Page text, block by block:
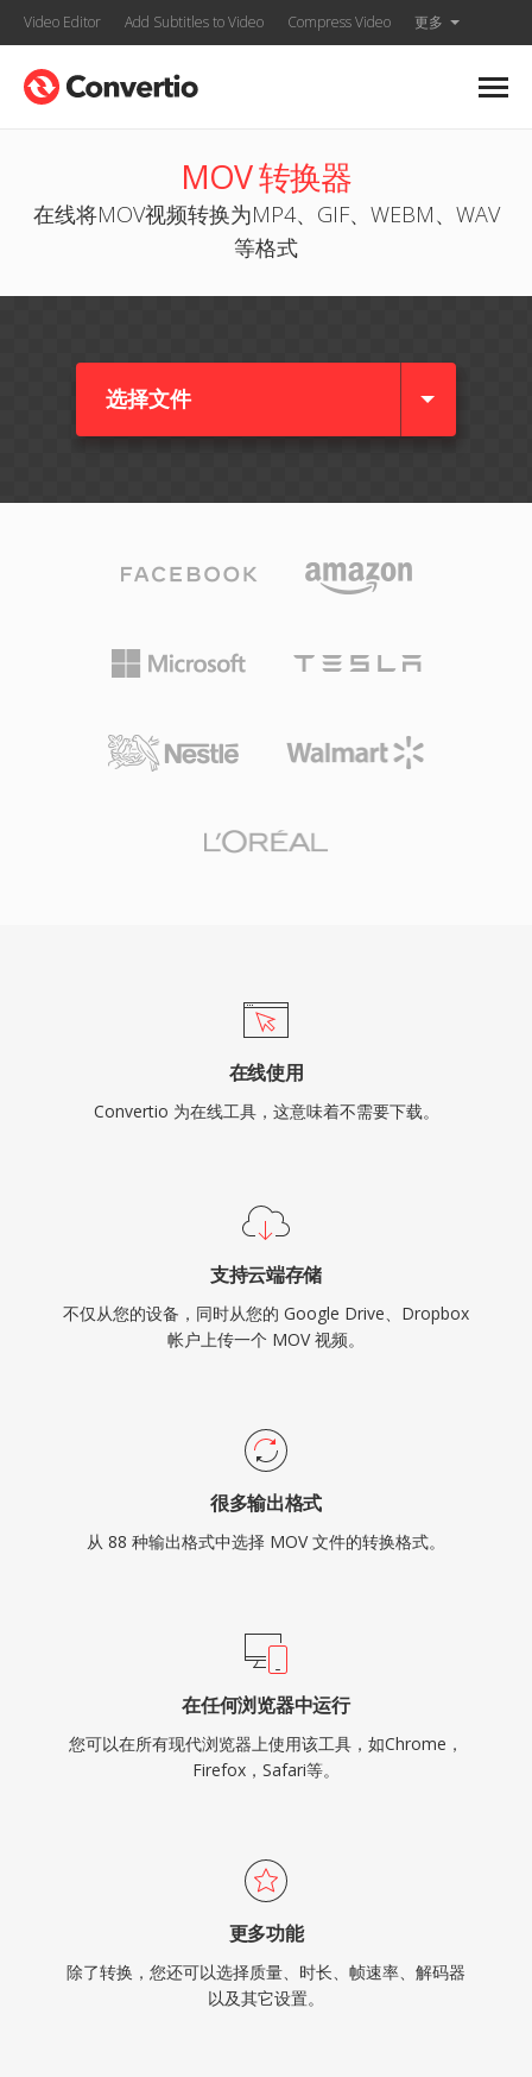
Video Editor Add Subtitles to Video Compress Video 更多
MOV 转换器
在线将MOV视频转换为MP4、GIF、WEBM、WAV
等格式
选择文件
在线使用
Convertio 为在线工具，这意味着不需要下载。
支持云端存储
不仅从您的设备，同时从您的 Google Drive、Dropbox
帐户上传一个 MOV 视频。
很多输出格式
从 88 种输出格式中选择 MOV 文件的转换格式。
在任何浏览器中运行
您可以在所有现代浏览器上使用该工具，如Chrome，
Firefox，Safari等。
更多功能
除了转换，您还可以选择质量、时长、帧速率、解码器
以及其它设置。